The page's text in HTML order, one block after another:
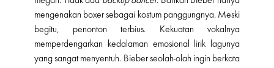
mengenakan boxer sebagai kostum panggungnya. Meski
begitu, penonton terbius. Kekuatan vokalnya
memperdengarkan kedalaman emosional lirik lagunya
yang sangat menyentuh. Bieber seolah-olah ingin berkata